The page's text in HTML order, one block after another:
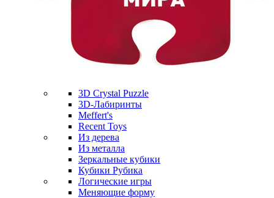
3D Crystal Puzzle
3D-Лабиринты
Meffert's
Recent Toys
Из дерева
Из металла
Зеркальные кубики
Кубики Рубика
Логические игры
Меняющие форму